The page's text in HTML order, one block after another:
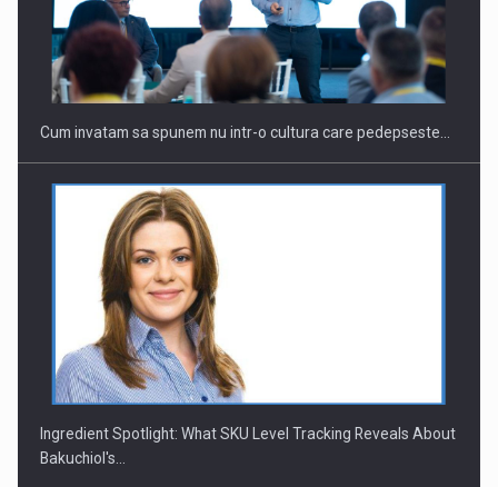
Webinar - Business Evolution-RETHINK STRATEGY-Finantare
Investitii Digitalizare
Cum invatam sa spunem nu intr-o cultura care pedepseste…
Ingredient Spotlight: What SKU Level Tracking Reveals About
Bakuchiol's…